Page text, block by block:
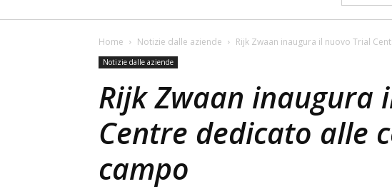
Home Notizie dalle aziende Rijk Zwaan inaugura il nuovo Trial
Notizie dalle aziende
Rijk Zwaan inaugura
Centre dedicato alle
campo